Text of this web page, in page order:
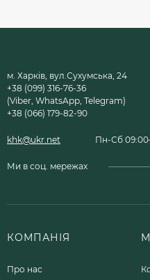
м. Харків, вул.Сухумська, 24
+38 (099) 316-76-36
(Viber, WhatsApp, Telegram)
+38 (066) 179-82-90
khk@ukr.net Пн-Сб
Ми в соц. мережах
КОМПАНІЯ
Про нас